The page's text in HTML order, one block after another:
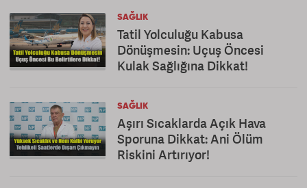
SAĞLIK
Tatil Yolculuğu Kabusa
Dönüşmesin: Uçuş Öncesi
Kulak Sağlığına Dikkat!
SAĞLIK
Aşırı Sıcaklarda Açık Hava
Sporuna Dikkat: Ani Ölüm
Riskini Artırıyor!